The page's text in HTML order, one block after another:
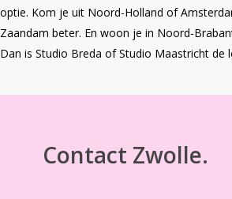
optie. Kom je uit Noord-Holland of
Zaandam beter. En woon je in Noord-
Dan isStudio Breda ofStudio Maastricht de
Contact Zwolle.